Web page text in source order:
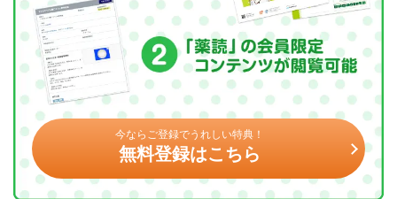
今ならご登録でうれしい特典！
無料登録はこちら